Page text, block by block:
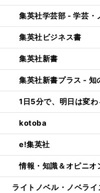
集英社学芸部 - 学芸・
集英社ビジネス書
集英社新書
集英社新書プラス - 知
1日5分で、明日は変
kotoba
e!集英社
情報・知識＆オピニ
ライトノベル・ノベライ